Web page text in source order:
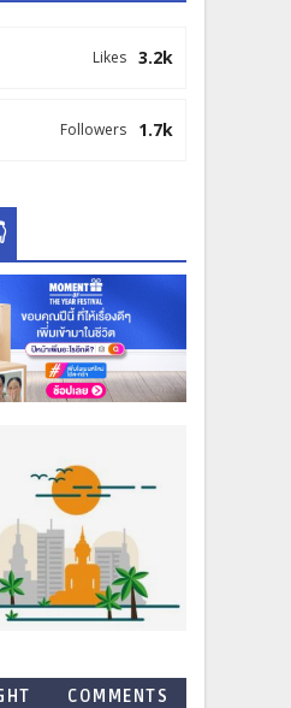
3.2k
Likes
1.7k
Followers
COMMENTS